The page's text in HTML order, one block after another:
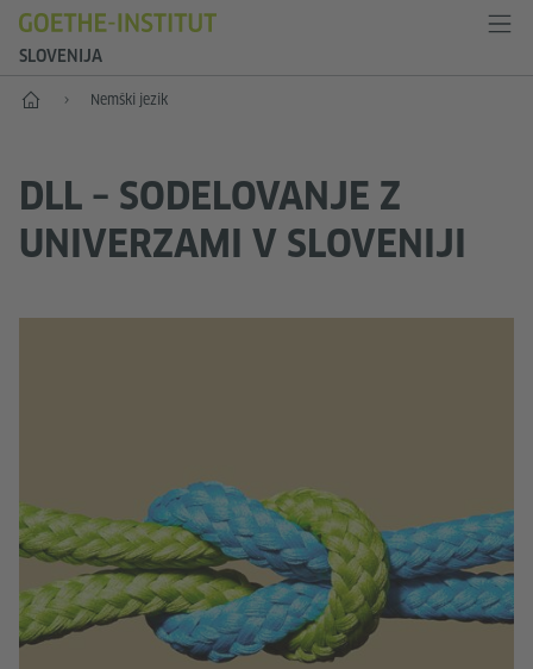
SLOVENIJA
Začetek Nemški jezik
DLL – SODELOVANJE Z
UNIVERZAMI V SLOVENIJI